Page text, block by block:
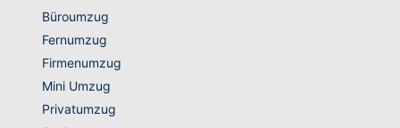
Büroumzug
Fernumzug
Firmenumzug
Mini Umzug
Privatumzug